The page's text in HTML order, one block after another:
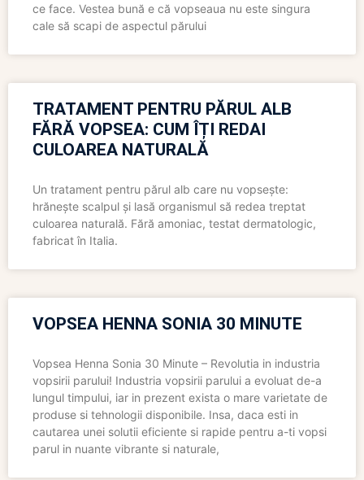
ce face. Vestea bună e că vopseaua nu este singura
cale să scapi de aspectul părului
TRATAMENT PENTRU PĂRUL ALB
FĂRĂ VOPSEA: CUM ÎȚI REDAI
CULOAREA NATURALĂ
Un tratament pentru părul alb care nu vopsește:
hrănește scalpul și lasă organismul să redea treptat
culoarea naturală. Fără amoniac, testat dermatologic,
fabricat în Italia.
VOPSEA HENNA SONIA 30 MINUTE
Vopsea Henna Sonia 30 Minute – Revolutia in industria
vopsirii parului! Industria vopsirii parului a evoluat de-a
lungul timpului, iar in prezent exista o mare varietate de
produse si tehnologii disponibile. Insa, daca esti in
cautarea unei solutii eficiente si rapide pentru a-ti vopsi
parul in nuante vibrante si naturale,